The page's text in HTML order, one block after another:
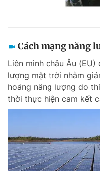
Cách mạng năng
Liên minh châu Âu
lượng mặt trời nhằm
hoảng năng lượng do
thời thực hiện cam kết